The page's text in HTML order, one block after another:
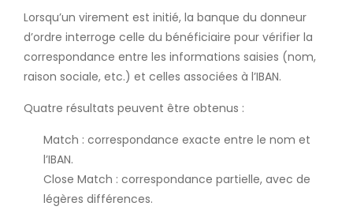
Lorsqu’un virement est initié, la banque du donneur
d’ordre interroge celle du bénéficiaire pour vérifier la
correspondance entre les informations saisies (nom,
raison sociale, etc.) et celles associées à l’IBAN.
Quatre résultats peuvent être obtenus :
Match : correspondance exacte entre le nom et
l’IBAN.
Close Match : correspondance partielle, avec de
légères différences.